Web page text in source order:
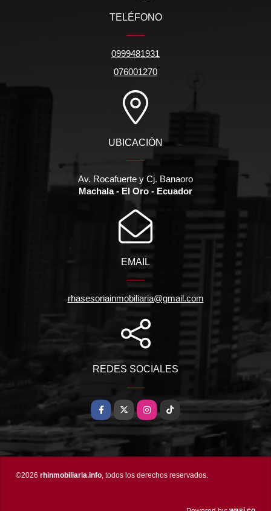
TELÉFONO
0999481931
076001270
UBICACIÓN
Av. Rocafuerte y Cj. Banaoro
Machala - El Oro - Ecuador
EMAIL
rhasesoriainmobiliaria@gmail.com
REDES SOCIALES
Facebook
X Instagram
TikTok
©2026 rhinmobiliaria.info, todos los derechos reservados.